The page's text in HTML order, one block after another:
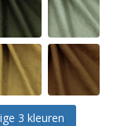
3 kleuren